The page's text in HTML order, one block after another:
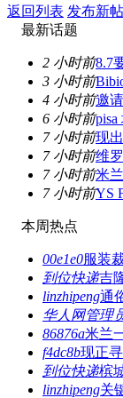
返回列表 发布新帖
最新话题
2 小时前8.7
3 小时前
4 小时前邀
6 小时前
7 小时前现
7 小时前维
7 小时前米
7 小时前YS
本周热点
00e1e0服装
到位快递吉
linzhipeng通
华人网管理
86876a米兰
f4dc8b现正
到位快递槟
linzhipeng关